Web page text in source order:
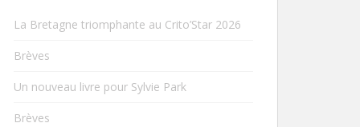
La Bretagne triomphante au Crito’Star 2026
Brèves
Un nouveau livre pour Sylvie Park
Brèves